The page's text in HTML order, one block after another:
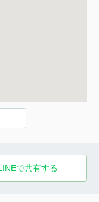
で共有する